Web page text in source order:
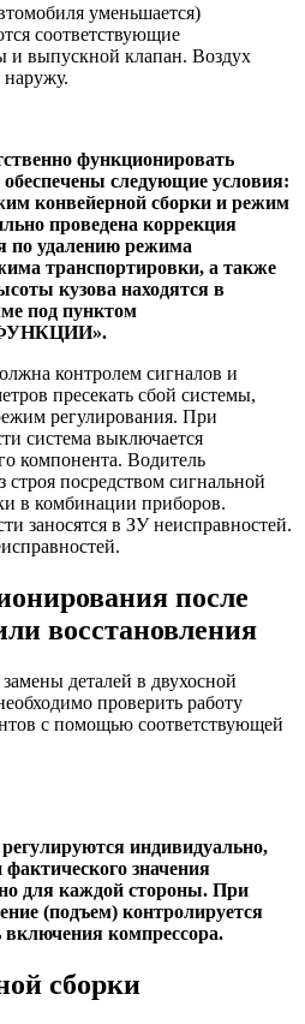
уменьшается)
соответствующие
и выпускной клапан. Воздух
наружу.
функционировать
обеспечены следующие условия:
конвейерной сборки и режим
проведена коррекция
по удалению режима
транспортировки, а также
кузова находятся в
под пунктом
контролем сигналов и
пресекать сбой системы,
регулирования. При
система выключается
компонента. Водитель
посредством сигнальной
в комбинации приборов.
заносятся в ЗУ неисправностей.
после
восстановления
деталей в двухосной
проверить работу
с помощью соответствующей
индивидуально,
фактического значения
для каждой стороны. При
(подъем) контролируется
включения компрессора.
сборки